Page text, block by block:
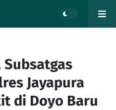
Subsatgas
Jayapura
di Doyo Baru